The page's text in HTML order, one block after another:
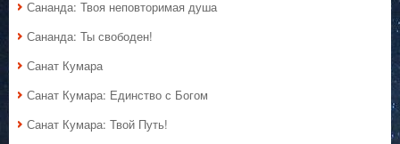
Сананда: Твоя неповторимая душа
Сананда: Ты свободен!
Санат Кумара
Санат Кумара: Единство с Богом
Санат Кумара: Твой Путь!